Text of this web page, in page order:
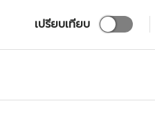
เปรียบเทียบ